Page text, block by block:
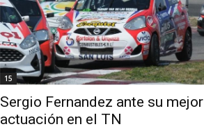
15
Sergio Fernandez ante su mejor
actuación en el TN